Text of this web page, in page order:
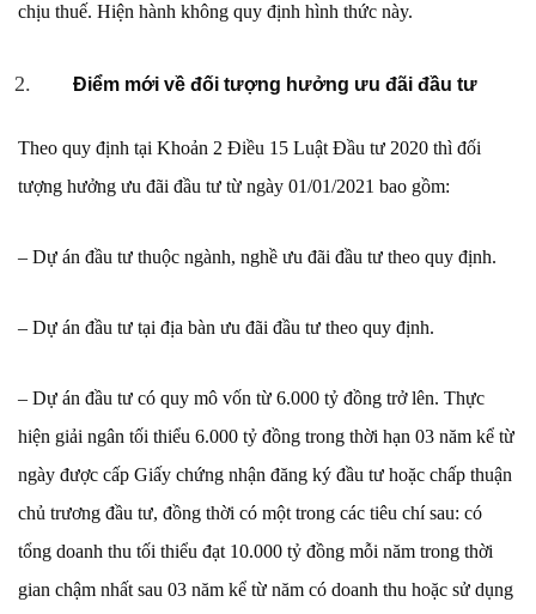
chịu thuế. Hiện hành không quy định hình thức này.
Điểm mới về đối tượng hưởng ưu đãi đầu tư
Theo quy định tại Khoản 2 Điều 15 Luật Đầu tư 2020 thì đối
tượng hưởng ưu đãi đầu tư từ ngày 01/01/2021 bao gồm:
– Dự án đầu tư thuộc ngành, nghề ưu đãi đầu tư theo quy định.
– Dự án đầu tư tại địa bàn ưu đãi đầu tư theo quy định.
– Dự án đầu tư có quy mô vốn từ 6.000 tỷ đồng trở lên. Thực
hiện giải ngân tối thiểu 6.000 tỷ đồng trong thời hạn 03 năm kể từ
ngày được cấp Giấy chứng nhận đăng ký đầu tư hoặc chấp thuận
chủ trương đầu tư, đồng thời có một trong các tiêu chí sau: có
tổng doanh thu tối thiểu đạt 10.000 tỷ đồng mỗi năm trong thời
gian chậm nhất sau 03 năm kể từ năm có doanh thu hoặc sử dụng